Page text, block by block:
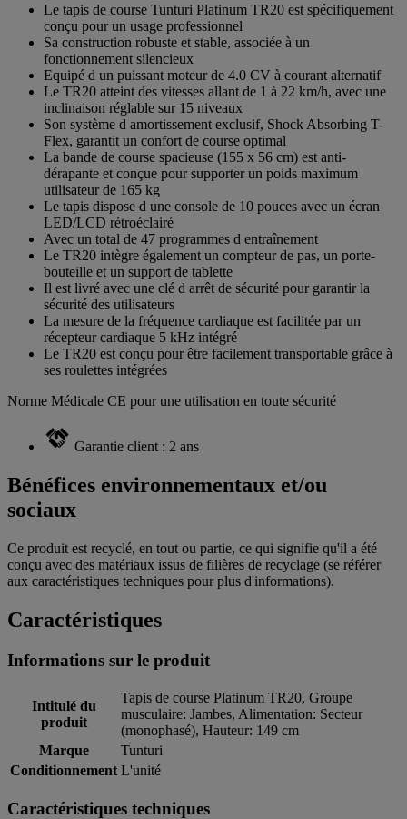
Le tapis de course Tunturi Platinum TR20 est spécifiquement
conçu pour un usage professionnel
Sa construction robuste et stable, associée à un
fonctionnement silencieux
Equipé d un puissant moteur de 4.0 CV à courant alternatif
Le TR20 atteint des vitesses allant de 1 à 22 km/h, avec une
inclinaison réglable sur 15 niveaux
Son système d amortissement exclusif, Shock Absorbing T-
Flex, garantit un confort de course optimal
La bande de course spacieuse (155 x 56 cm) est anti-
dérapante et conçue pour supporter un poids maximum
utilisateur de 165 kg
Le tapis dispose d une console de 10 pouces avec un écran
LED/LCD rétroéclairé
Avec un total de 47 programmes d entraînement
Le TR20 intègre également un compteur de pas, un porte-
bouteille et un support de tablette
Il est livré avec une clé d arrêt de sécurité pour garantir la
sécurité des utilisateurs
La mesure de la fréquence cardiaque est facilitée par un
récepteur cardiaque 5 kHz intégré
Le TR20 est conçu pour être facilement transportable grâce à
ses roulettes intégrées
Norme Médicale CE pour une utilisation en toute sécurité
Garantie client : 2 ans
Bénéfices environnementaux et/ou
sociaux
Ce produit est recyclé, en tout ou partie, ce qui signifie qu'il a été
conçu avec des matériaux issus de filières de recyclage (se référer
aux caractéristiques techniques pour plus d'informations).
Caractéristiques
Informations sur le produit
Intitulé du
produit
Tapis de course Platinum TR20, Groupe
musculaire: Jambes, Alimentation: Secteur
(monophasé), Hauteur: 149 cm
Marque
Tunturi
Conditionnement L'unité
Caractéristiques techniques